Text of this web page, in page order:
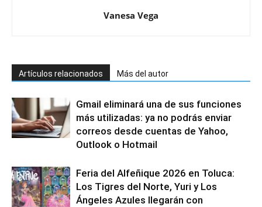
Vanesa Vega
Artículos relacionados Más del autor
Gmail eliminará una de sus funciones
más utilizadas: ya no podrás enviar
correos desde cuentas de Yahoo,
Outlook o Hotmail
Feria del Alfeñique 2026 en Toluca:
Los Tigres del Norte, Yuri y Los
Ángeles Azules llegarán con